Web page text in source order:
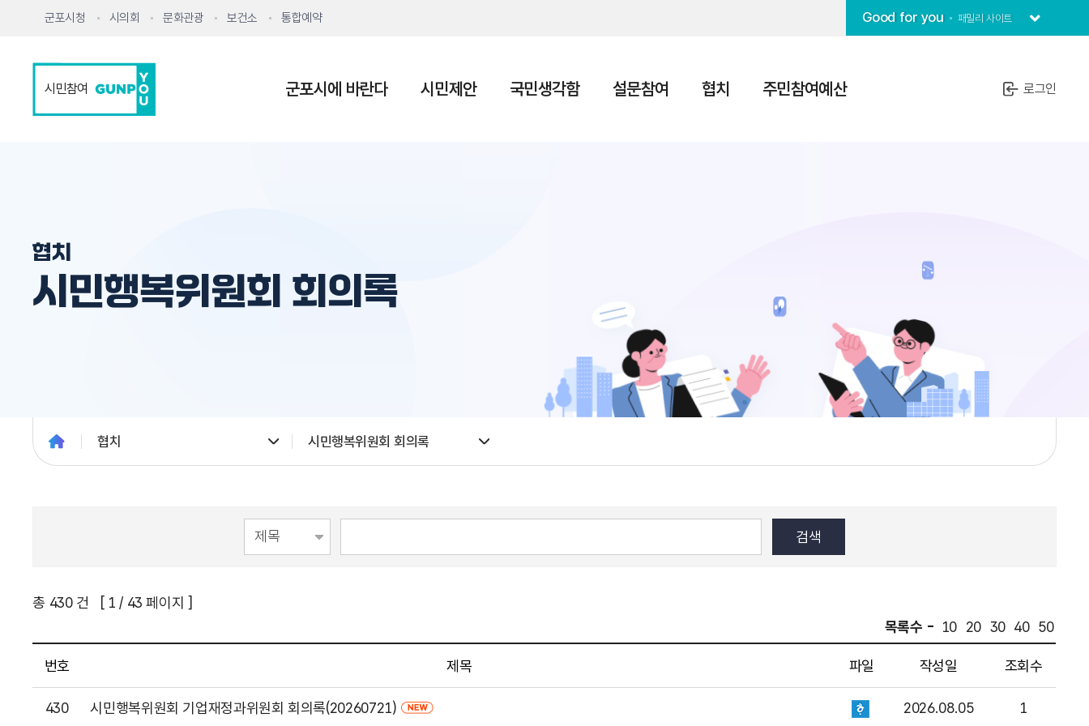
군포시청 시의회 문화관광 보건소 통합예약 Good for you 패밀리 사이트
시민참여 군포시에 바란다 시민제안 국민생각함 설문참여 협치 주민참여예산 로그인
협치
시민행복위원회 회의록
협치 시민행복위원회 회의록
총 430건 [ 1 / 43 페이지 ]
목록수 - 10 20 30 40 50
번호 제목 파일 작성일 조회수
430 시민행복위원회 기업재정과위원회 회의록(20260721) 2026.08.05 1